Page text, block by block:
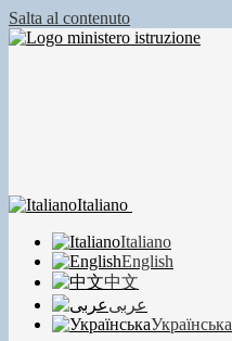
Salta al contenuto
Italiano
Italiano
English
中文
عربى
Українська